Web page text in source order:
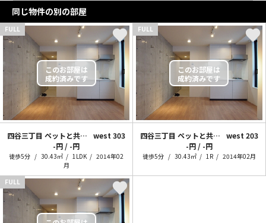
同じ物件の別の部屋
FULL
四谷三丁目 ペットと共に素敵ライフ2
west 303
-円 / -円
徒歩5分 30.43㎡ 1LDK
2014年02
月
FULL
四谷三丁目 ペットと共に素敵ライフ2
west 203
-円 / -円
徒歩5分 30.43㎡ 1R 2014年02月
FULL